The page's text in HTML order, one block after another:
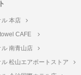
ル 本店
CAFE
ル 南青山店
松山エアポートストア